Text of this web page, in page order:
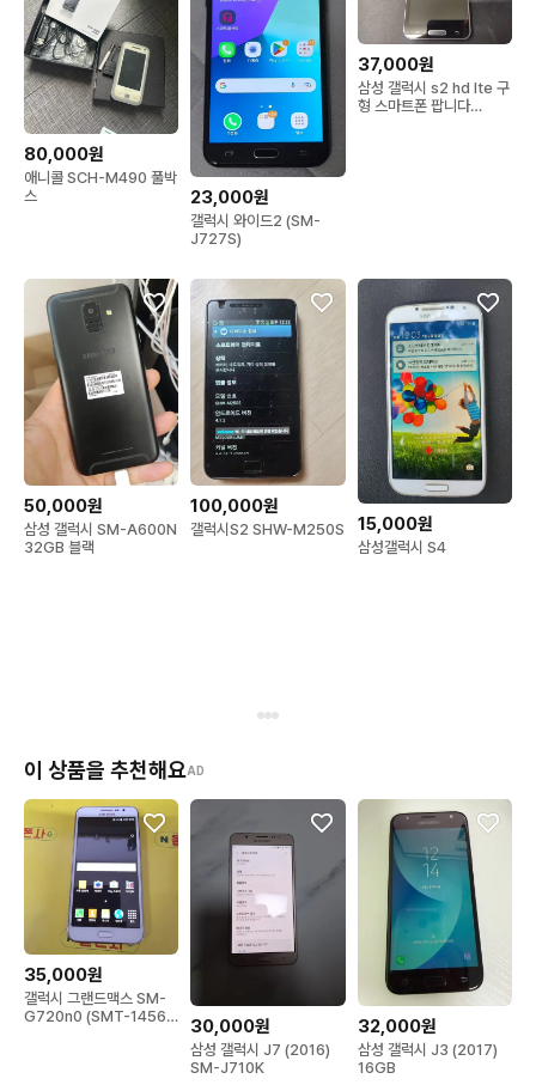
80,000원
애니콜 SCH-M490 풀박
스
23,000원
갤럭시 와이드2 (SM-
J727S)
37,000원
삼성 갤럭시 s2 hd lte 구
형 스마트폰 팝니다
50,000원
삼성 갤럭시 SM-A600N
32GB 블랙
100,000원
갤럭시S2 SHW-M250S 15,000원
삼성갤럭시 S4
이 상품을 추천해요AD
35,000원
갤럭시 그랜드맥스 SM-
G720n0 (SMT-1456)
30,000원
삼성 갤럭시 J7 (2016)
SM-J710K
32,000원
삼성 갤럭시 J3 (2017)
16GB